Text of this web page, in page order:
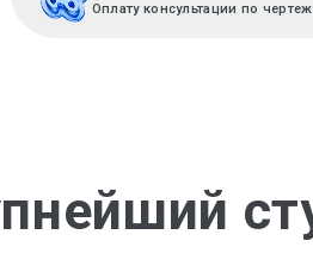
Оплату консультации по